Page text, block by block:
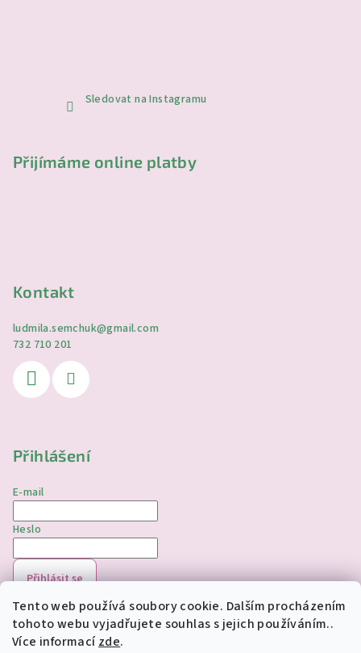
Tento web používá soubory cookie. Dalším procházením
tohoto webu vyjadřujete souhlas s jejich používáním..
Více informacízde.
Sledovat na Instagramu
Přijímáme online platby
Kontakt
ludmila.semchuk@gmail.com
732 710 201
Přihlášení
E-mail
Heslo
Přihlásit se
Nová registraceZapomenuté heslo